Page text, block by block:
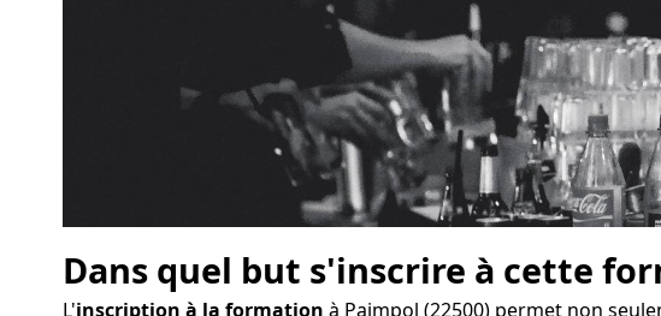
Dans quel but s'inscrire à cette
L'inscription à la formation à Paimpol (22500) permet non